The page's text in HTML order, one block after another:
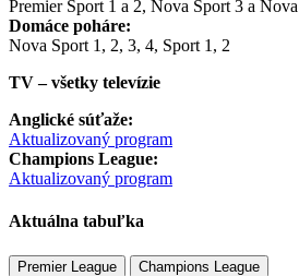
Premier Sport 1 a 2, Nova Sport 3 a
Domáce poháre:
Nova Sport 1, 2, 3, 4, Sport 1, 2
TV – všetky televízie
Anglické súťaže:
Aktualizovaný program
Champions League:
Aktualizovaný program
Aktuálna tabuľka
Premier League Champions League